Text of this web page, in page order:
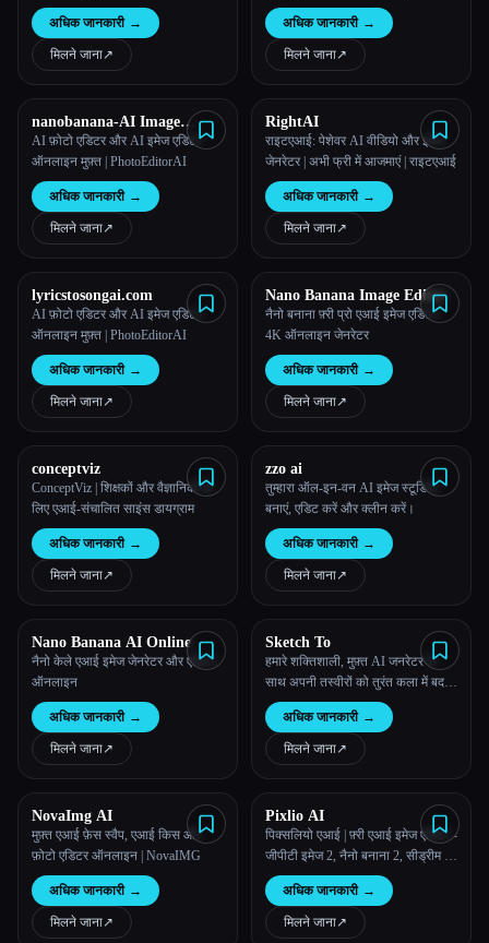
1K/2K/4K इमेज जनरेशन
अधिक जानकारी →
मिलने जाना↗︎
अधिक जानकारी →
मिलने जाना↗︎
nanobanana-AI Image
Generator
AI फ़ोटो एडिटर और AI इमेज एडिटर
ऑनलाइन मुफ़्त | PhotoEditorAI
अधिक जानकारी →
मिलने जाना↗︎
RightAI
राइटएआई: पेशेवर AI वीडियो और इमेज
जेनरेटर | अभी फ्री में आजमाएं | राइटएआई
अधिक जानकारी →
मिलने जाना↗︎
lyricstosongai.com
AI फ़ोटो एडिटर और AI इमेज एडिटर
ऑनलाइन मुफ़्त | PhotoEditorAI
अधिक जानकारी →
मिलने जाना↗︎
Nano Banana Image Editor
नैनो बनाना फ़्री प्रो एआई इमेज एडिटर:
4K ऑनलाइन जेनरेटर
अधिक जानकारी →
मिलने जाना↗︎
conceptviz
ConceptViz | शिक्षकों और वैज्ञानिकों के
लिए एआई-संचालित साइंस डायग्राम
अधिक जानकारी →
मिलने जाना↗︎
zzo ai
तुम्हारा ऑल-इन-वन AI इमेज स्टूडियो:
बनाएं, एडिट करें और क्लीन करें।
अधिक जानकारी →
मिलने जाना↗︎
Nano Banana AI Online
नैनो केले एआई इमेज जेनरेटर और एडिटर
ऑनलाइन
अधिक जानकारी →
मिलने जाना↗︎
Sketch To
हमारे शक्तिशाली, मुफ़्त AI जनरेटर के
साथ अपनी तस्वीरों को तुरंत कला में बदलें
और अपने स्केच को जीवंत करें।
अधिक जानकारी →
मिलने जाना↗︎
NovaImg AI
मुफ़्त एआई फ़ेस स्वैप, एआई किस और
फ़ोटो एडिटर ऑनलाइन | NovaIMG
अधिक जानकारी →
मिलने जाना↗︎
Pixlio AI
पिक्सलियो एआई | फ़्री एआई इमेज एडिटर -
जीपीटी इमेज 2, नैनो बनाना 2, सीड्रीम 5
लाइट, सीड्रीम 4.5 और बहुत कुछ
अधिक जानकारी →
मिलने जाना↗︎